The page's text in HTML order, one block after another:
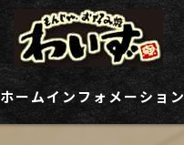
ホームインフォメーション